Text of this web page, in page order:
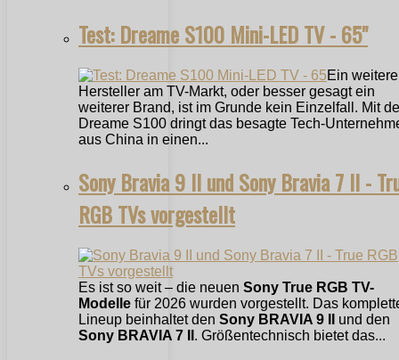
Test: Dreame S100 Mini-LED TV - 65"
Ein
Hersteller am TV-Markt, oder besser gesagt ein
weiterer Brand, ist im Grunde kein Einzelfall. Mit
Dreame S100 dringt das besagte Tech-
aus China in einen...
Sony Bravia 9 II und Sony Bravia 7 II -
RGB TVs vorgestellt
Es ist so weit – die neuen Sony True RGB TV-
Modelle für 2026 wurden vorgestellt. Das
Lineup beinhaltet den Sony BRAVIA 9 II
und den
Sony BRAVIA 7 II . Größentechnisch bietet das...